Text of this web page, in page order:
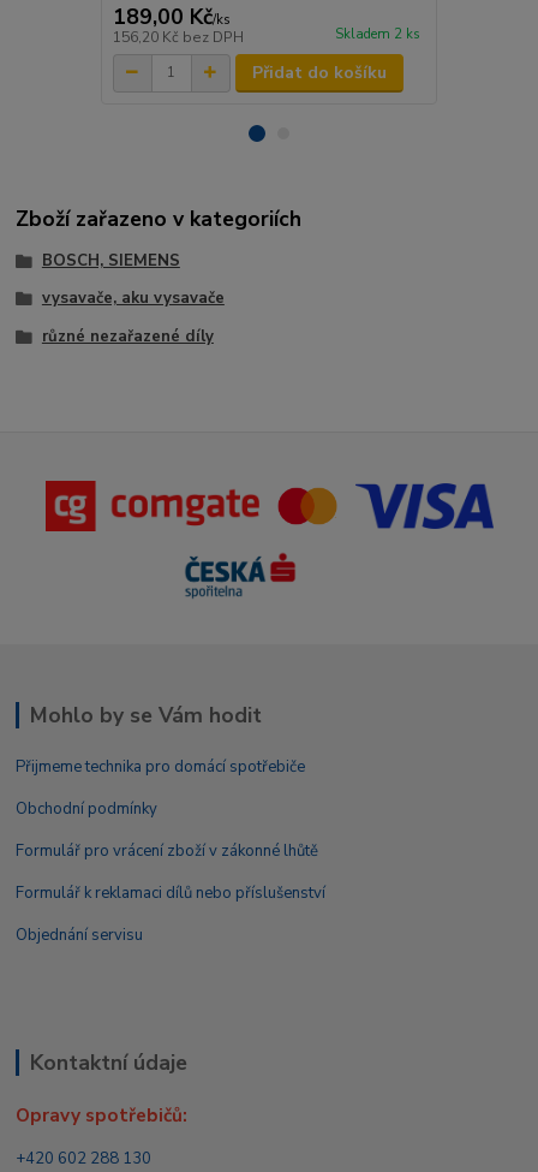
189,00 Kč/ks
156,20 Kč bez DPH Skladem 2 ks
Přidat do košíku
Zboží zařazeno v kategoriích
BOSCH, SIEMENS
vysavače, aku vysavače
různé nezařazené díly
Mohlo by se Vám hodit
Přijmeme technika pro domácí spotřebiče
Obchodní podmínky
Formulář pro vrácení zboží v zákonné lhůtě
Formulář k reklamaci dílů nebo příslušenství
Objednání servisu
Kontaktní údaje
Opravy spotřebičů:
+420 602 288 130